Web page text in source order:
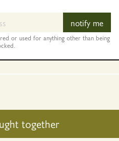
notify me
or used for anything other than being
together